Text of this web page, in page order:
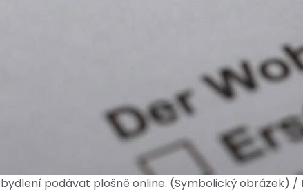
podávat plošně online. (Symbolický obrázek)